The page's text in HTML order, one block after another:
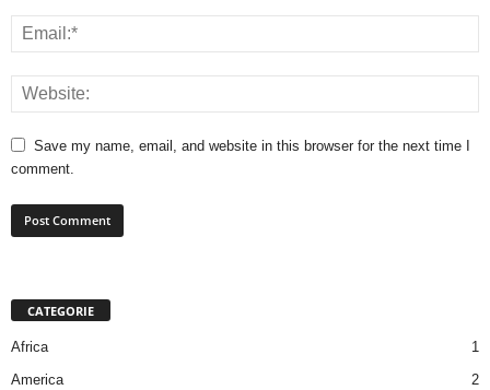
Save my name, email, and website in this browser for the next time I
comment.
CATEGORIE
Africa
1
America
2